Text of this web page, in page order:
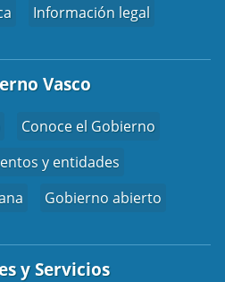
Información legal
Vasco
Conoce el Gobierno
y entidades
Gobierno abierto
y Servicios